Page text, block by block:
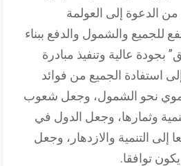
من الدعوة إلى العولمة
للجميع والشمول والدفع ببناء
بجودة عالية وتنفيذ مبادرة
إلى استفادة الجميع من فوائد
نحو الشمول، وجعل شعوب
وثمارها، وجعل الدول في
إلى التنمية والازدهار، وجعل
توافقا.